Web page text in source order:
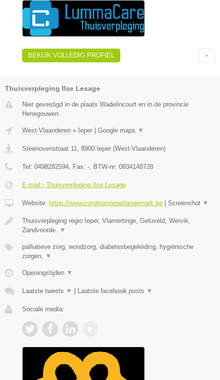
BEKIJK VOLLEDIG PROFIEL
Thuisverpleging Ilse Lesage
Niet gevestigd in de plaats Wadelincourt en in de provincie
Henegouwen.
West-Vlaanderen » Ieper Google maps ▼
Steenovenstraat 11, 8900 Ieper (West-Vlaanderen)
Tel: 0498282594, Fax: -, BTW-nr: 0834148728
E-mail › Thuisverpleging Ilse Lesage
Website: https://www.zorgteamieperlangemark.be Screenshot ▼
Thuisverpleging regio Ieper, Vlamertinge, Geluveld, Wervik,
Zandvoorde. ▼
palliatieve zorg, wondzorg, diabetesbegeleiding, hygiënische
zorgen, ▼
Openingstijden ▼
Laatste tweets ▼ Laatste facebook posts ▼
Sociale media: